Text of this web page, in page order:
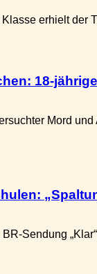
erhielt der
18-
Mord
Sendung